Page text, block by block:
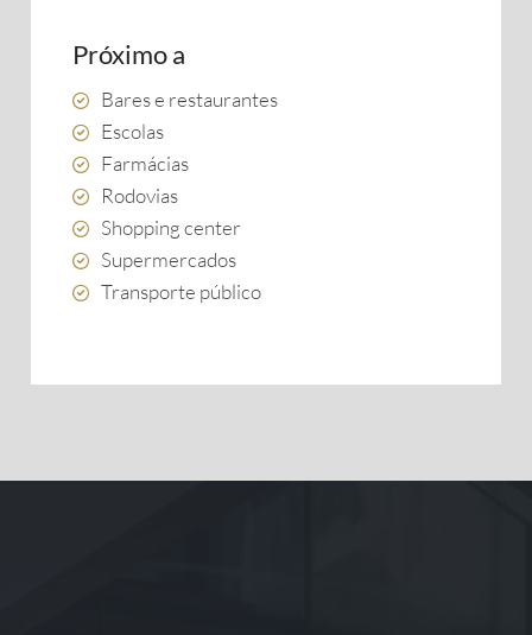
Próximo a
Bares e restaurantes
Escolas
Farmácias
Rodovias
Shopping center
Supermercados
Transporte público